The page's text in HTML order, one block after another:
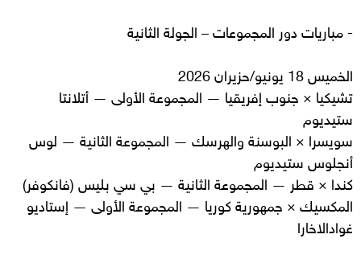
- مباريات دور المجموعات – الجولة الثانية
الخميس 18 يونيو/حزيران 2026
تشيكيا × جنوب إفريقيا — المجموعة الأولى — أتلانتا
ستيديوم
سويسرا × البوسنة والهرسك — المجموعة الثانية — لوس
أنجلوس ستيديوم
كندا × قطر — المجموعة الثانية — بي سي بليس (فانكوفر)
المكسيك × جمهورية كوريا — المجموعة الأولى — إستاديو
غوادالاخارا